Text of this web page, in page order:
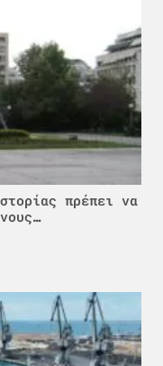
πρέπει να